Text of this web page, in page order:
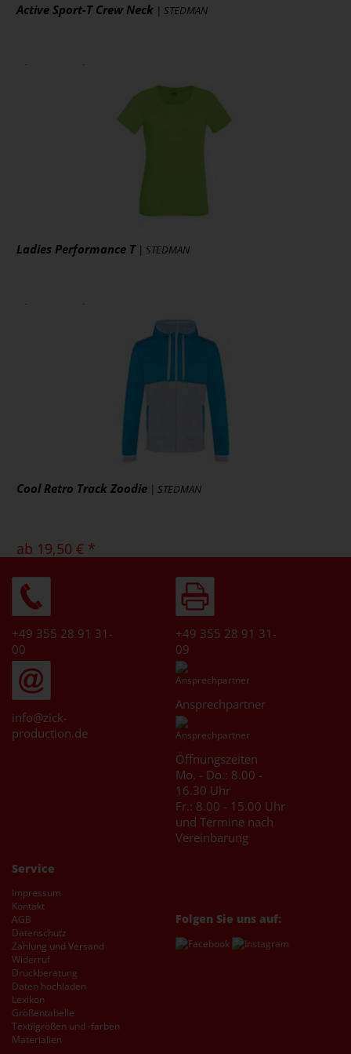
Active Sport-T Crew Neck | STEDMAN
ab 6,05 € *
Ladies Performance T| STEDMAN
ab 5,39 € *
Artikel ansehen
Cool Retro Track Zoodie | STEDMAN
ab 19,50 € *
* [MENGEPREIS] Stück
Art.-Nr.: JC061
+49 355 28 91 31-
00
+49 355 28 91 31-
09
info@zick-
production.de
Ansprechpartner
Öffnungszeiten
Mo. - Do.: 8.00 -
16.30 Uhr
Fr.: 8.00 - 15.00 Uhr
und Termine nach
Vereinbarung
Service
Impressum
Kontakt
AGB
Datenschutz
Zahlung und Versand
Widerruf
Druckberatung
Daten hochladen
Lexikon
Größentabelle
Textilgrößen und -farben
Materialien
Folgen Sie uns auf: